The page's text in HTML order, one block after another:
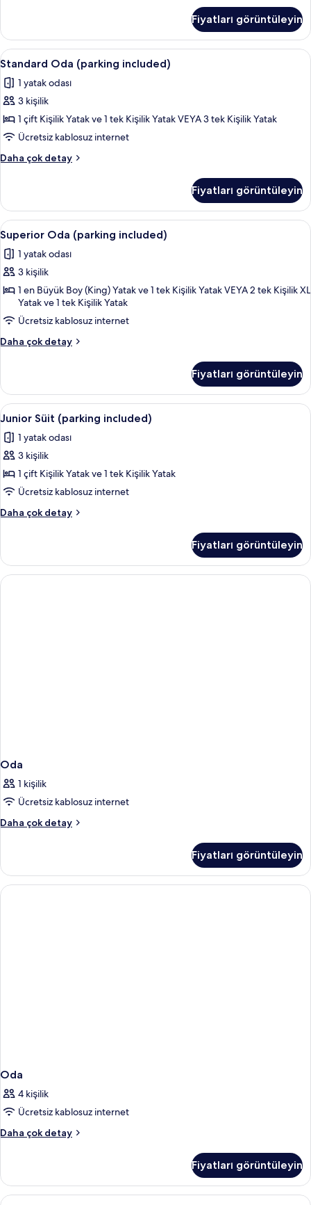
daha
fazla
detay
Fiyatları görüntüleyin
Standard
Oda
(parking
included)
için
tüm
fotoğrafları
görün
Kaliteli yatak takımı, minibar, odada
3
Standard Oda (parking included)
1 yatak odası
3 kişilik
1 çift Kişilik Yatak ve 1 tek Kişilik Yatak VEYA 3 tek Kişilik Yatak
Ücretsiz kablosuz internet
Daha çok detay
Standard
hakkında
daha
fazla
detay
Fiyatları görüntüleyin
Superior
Oda
(parking
included)
için
tüm
fotoğrafları
görün
Kaliteli yatak takımı, minibar, odada
3
Superior Oda (parking included)
1 yatak odası
3 kişilik
1 en Büyük Boy (King) Yatak ve 1 tek Kişilik Yatak VEYA 2 tek Kişilik XL
Yatak ve 1 tek Kişilik Yatak
Ücretsiz kablosuz internet
Daha çok detay
Superior
hakkında
daha
fazla
Fiyatları görüntüleyin
Junior
Süit
(parking
included)
için
tüm
fotoğrafları
görün
Kaliteli yatak takımı, minibar, odada
3
Junior Süit (parking included)
1 yatak odası
3 kişilik
1 çift Kişilik Yatak ve 1 tek Kişilik Yatak
Ücretsiz kablosuz internet
Daha çok detay
Junior
hakkında
daha
fazla
Fiyatları görüntüleyin
Oda
1 kişilik
Ücretsiz kablosuz internet
Daha çok detay
Oda
detay
Fiyatları görüntüleyin
Oda
4 kişilik
Ücretsiz kablosuz internet
Daha çok detay
Oda
detay
Fiyatları görüntüleyin